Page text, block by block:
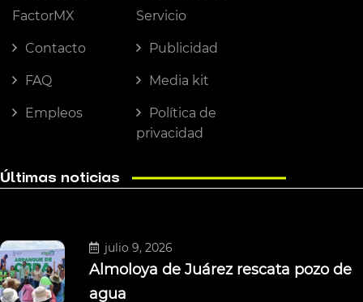
FactorMX
Servicio
Contacto Publicidad
FAQ Media kit
Empleos
Política de
privacidad
Últimas noticias
julio 9, 2026
Almoloya de Juárez rescata pozo de
agua